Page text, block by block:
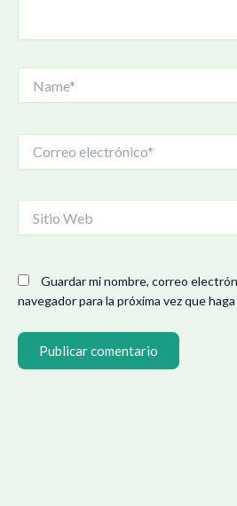
electrónico*
Web
Guardar mi nombre, correo
navegador para la próxima vez que